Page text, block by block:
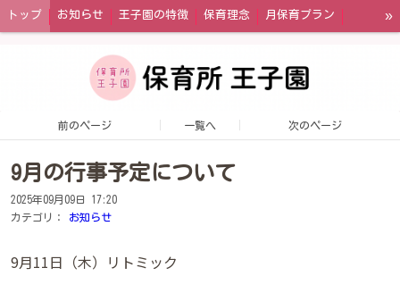
トップ お知らせ 王子園の特徴 保育理念 月保育プラン
園内の風景 年間イベント お問い合わせ
»
前のページ 一覧へ 次のページ
9月の行事予定について
2025年09月09日 17:20
カテゴリ：
お知らせ
9月11日（木）リトミック